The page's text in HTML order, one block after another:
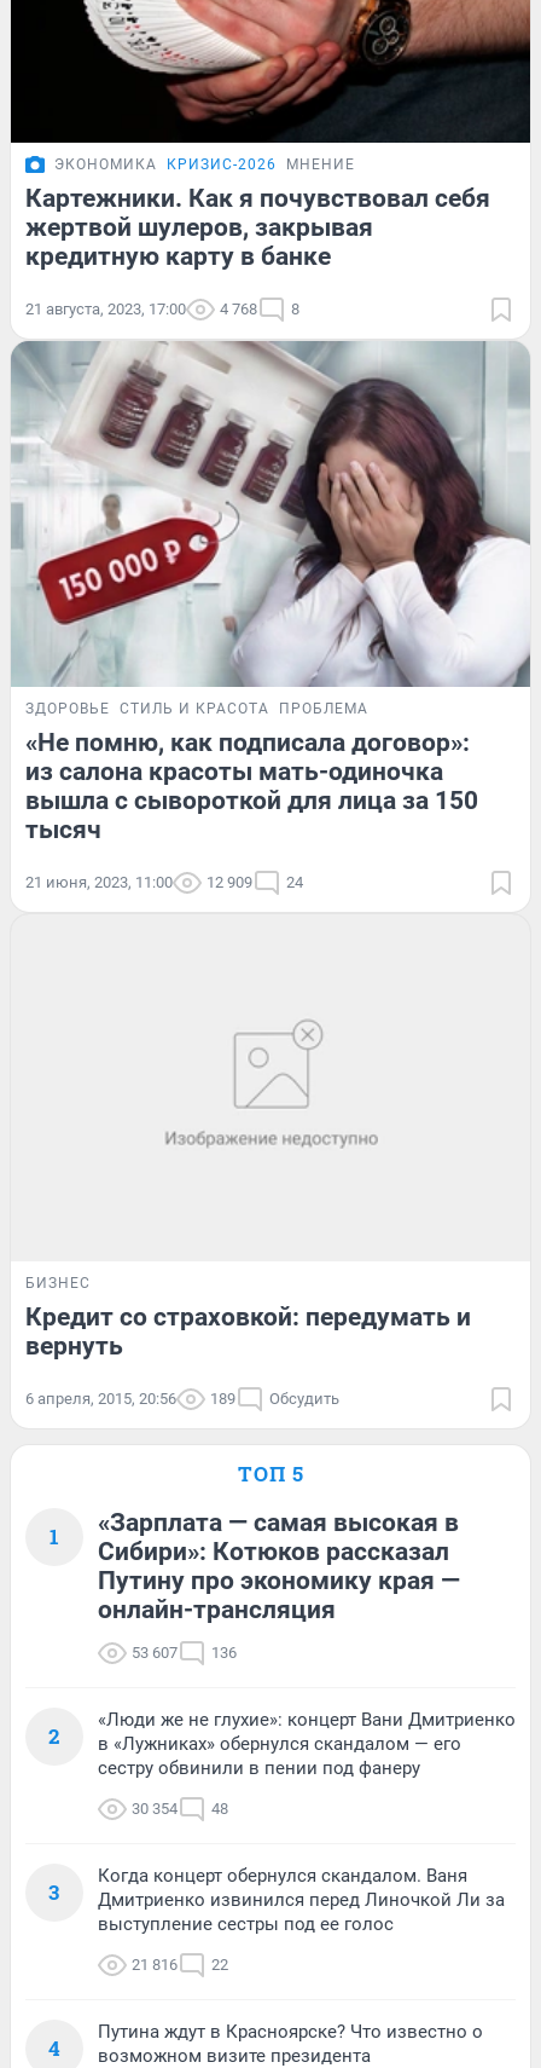
ЭКОНОМИКА КРИЗИС-2026 МНЕНИЕ
Картежники. Как я почувствовал себя
жертвой шулеров, закрывая
кредитную карту в банке
21 августа, 2023, 17:00 4 768 8
ЗДОРОВЬЕ СТИЛЬ И КРАСОТА ПРОБЛЕМА
«Не помню, как подписала договор»:
из салона красоты мать-одиночка
вышла с сывороткой для лица за 150
тысяч
21 июня, 2023, 11:00 12 909 24
БИЗНЕС
Кредит со страховкой: передумать и
вернуть
6 апреля, 2015, 20:56 189 Обсудить
ТОП 5
1
«Зарплата — самая высокая в
Сибири»: Котюков рассказал
Путину про экономику края —
онлайн-трансляция
53 607 136
2
«Люди же не глухие»: концерт Вани Дмитриенко
в «Лужниках» обернулся скандалом — его
сестру обвинили в пении под фанеру
30 354 48
3
Когда концерт обернулся скандалом. Ваня
Дмитриенко извинился перед Линочкой Ли за
выступление сестры под ее голос
21 816 22
4
Путина ждут в Красноярске? Что известно о
возможном визите президента